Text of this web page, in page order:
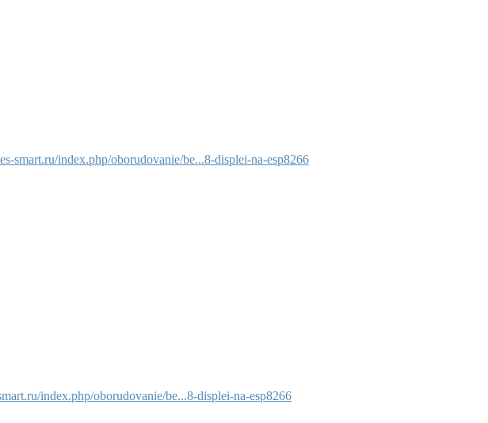
smart.ru/index.php/oborudovanie/be...8-displei-na-esp8266
index.php/oborudovanie/be...8-displei-na-esp8266